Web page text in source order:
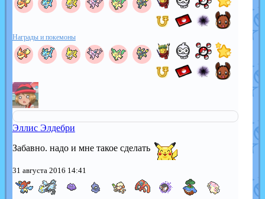
Награды и покемоны
Эллис Элдебри
Забавно. надо и мне такое сделать
31 августа 2016 14:41